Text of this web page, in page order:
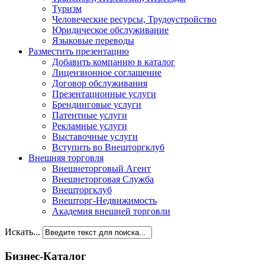
Туризм
Человеческие ресурсы, Трудоустройство
Юридическое обслуживание
Языковые переводы
Разместить презентацию
Добавить компанию в каталог
Лицензионное соглашение
Договор обслуживания
Презентационные услуги
Брендинговые услуги
Патентные услуги
Рекламные услуги
Выставочные услуги
Вступить во Внешторгклуб
Внешняя торговля
Внешнеторговый Агент
Внешнеторговая Служба
Внешторгклуб
Внешторг-Недвижимость
Академия внешней торговли
Искать...
Бизнес-Каталог